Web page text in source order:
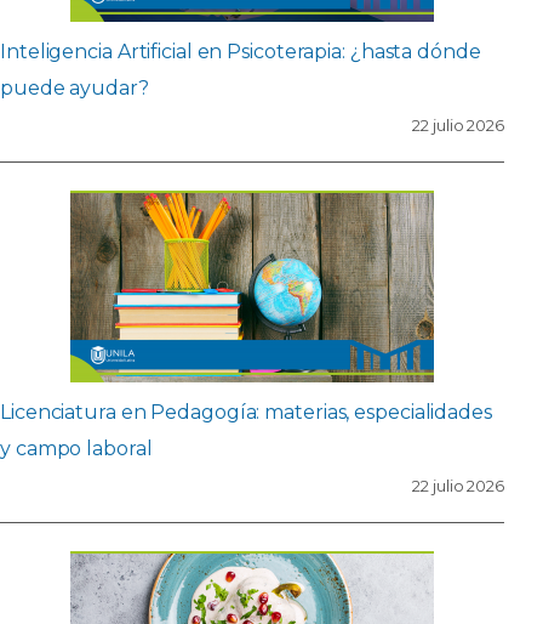
Inteligencia Artificial en Psicoterapia: ¿hasta dónde
puede ayudar?
22 julio 2026
Licenciatura en Pedagogía: materias, especialidades
y campo laboral
22 julio 2026